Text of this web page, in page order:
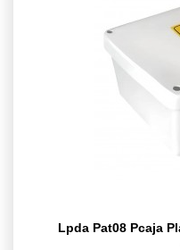
Lpda Pat08 Pcaja